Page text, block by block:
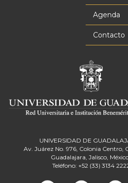
Agenda
Contacto
UNIVERSIDAD DE
Av. Juárez No. 976, Colonia Centro,
Guadalajara, Jalisco,
Teléfono: +52 (33) 3134